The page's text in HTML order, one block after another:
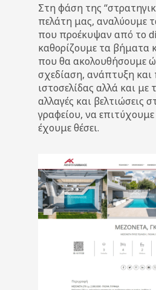
Στη φάση της
πελάτη μας, αναλύουμε
που προέκυψαν από το
καθορίζουμε τα βήματα
που θα ακολουθήσουμε
σχεδίαση, ανάπτυξη
ιστοσελίδας αλλά και με
αλλαγές και βελτιώσεις
γραφείου, να
έχουμε θέσει.